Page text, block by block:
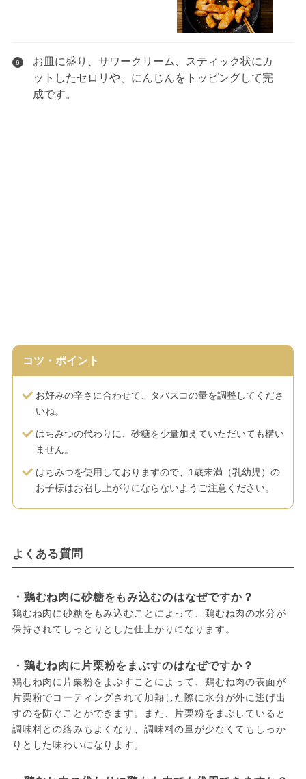
6
お皿に盛り、サワークリーム、スティック状にカ
ットしたセロリや、にんじんをトッピングして完
成です。
コツ・ポイント
お好みの辛さに合わせて、タバスコの量を調整してくださ
いね。
はちみつの代わりに、砂糖を少量加えていただいても構い
ません。
はちみつを使用しておりますので、1歳未満（乳幼児）の
お子様はお召し上がりにならないようご注意ください。
よくある質問
・鶏むね肉に砂糖をもみ込むのはなぜですか？
鶏むね肉に砂糖をもみ込むことによって、鶏むね肉の水分が
保持されてしっとりとした仕上がりになります。
・鶏むね肉に片栗粉をまぶすのはなぜですか？
鶏むね肉に片栗粉をまぶすことによって、鶏むね肉の表面が
片栗粉でコーティングされて加熱した際に水分が外に逃げ出
すのを防ぐことができます。また、片栗粉をまぶしていると
調味料との絡みもよくなり、調味料の量が少なくてもしっか
りとした味わいになります。